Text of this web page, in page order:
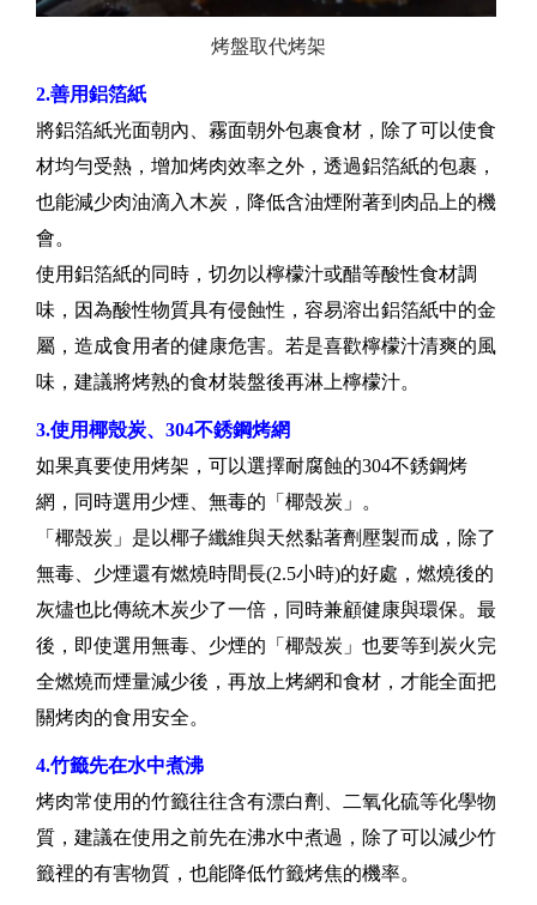
烤盤取代烤架
2.善用鋁箔紙
將鋁箔紙光面朝內、霧面朝外包裹食材，除了可以使食
材均勻受熱，增加烤肉效率之外，透過鋁箔紙的包裹，
也能減少肉油滴入木炭，降低含油煙附著到肉品上的機
會。
使用鋁箔紙的同時，切勿以檸檬汁或醋等酸性食材調
味，因為酸性物質具有侵蝕性，容易溶出鋁箔紙中的金
屬，造成食用者的健康危害。若是喜歡檸檬汁清爽的風
味，建議將烤熟的食材裝盤後再淋上檸檬汁。
3.使用椰殼炭、304不銹鋼烤網
如果真要使用烤架，可以選擇耐腐蝕的304不銹鋼烤
網，同時選用少煙、無毒的「椰殼炭」。
「椰殼炭」是以椰子纖維與天然黏著劑壓製而成，除了
無毒、少煙還有燃燒時間長(2.5小時)的好處，燃燒後的
灰燼也比傳統木炭少了一倍，同時兼顧健康與環保。最
後，即使選用無毒、少煙的「椰殼炭」也要等到炭火完
全燃燒而煙量減少後，再放上烤網和食材，才能全面把
關烤肉的食用安全。
4.竹籤先在水中煮沸
烤肉常使用的竹籤往往含有漂白劑、二氧化硫等化學物
質，建議在使用之前先在沸水中煮過，除了可以減少竹
籤裡的有害物質，也能降低竹籤烤焦的機率。